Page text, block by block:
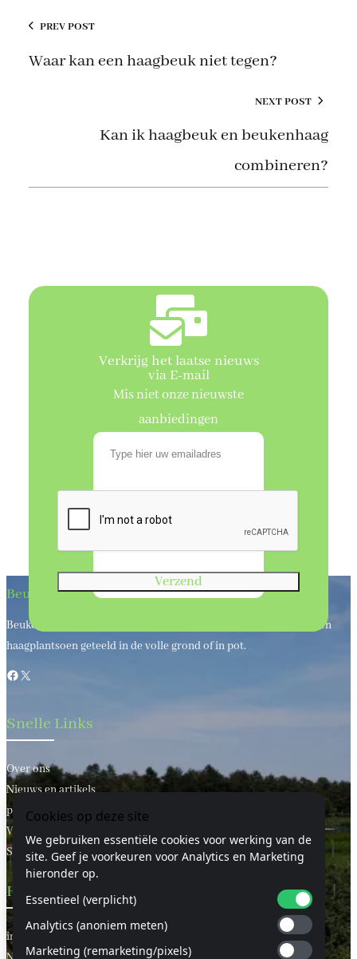
PREV POST
Waar kan een haagbeuk niet tegen?
NEXT POST
Kan ik haagbeuk en beukenhaag
combineren?
Verkrijg het laatse nieuws
via E-mail
Mis niet onze nieuwste
aanbiedingen
Verzend
Beukenhaagkwekerij
Beukenhaagkwekerij al meer dan 50 jaar uw leverancier van bos en
haagplantsoen geteeld in de volle grond of in pot.
Facebook
X
Snelle Links
Over ons
Nieuws en artikels
privacy statement
Voorwaarden
Sitemap
Handige Links
informatie
Cookies op deze site
We gebruiken essentiële cookies voor werking van de
site. Geef je voorkeuren voor Analytics en Marketing
hieronder op.
Essentieel (verplicht)
Analytics (anoniem meten)
Marketing (remarketing/pixels)